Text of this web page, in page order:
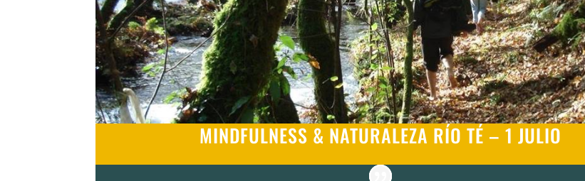
MINDFULNESS & NATURALEZA RÍO TÉ – 1 JULIO